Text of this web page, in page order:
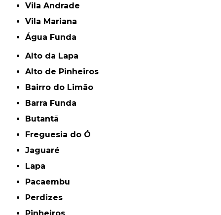
Vila Andrade
Vila Mariana
Água Funda
Alto da Lapa
Alto de Pinheiros
Bairro do Limão
Barra Funda
Butantã
Freguesia do Ó
Jaguaré
Lapa
Pacaembu
Perdizes
Pinheiros